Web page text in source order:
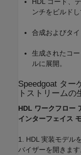
ンチをビルド
合成およびタイ
生成されたコ
ルに展開。
Speedgoat ター
トストリームの
HDL ワークフロー
インターフェイス
1. HDL 実装モデル
バイザーを開きます